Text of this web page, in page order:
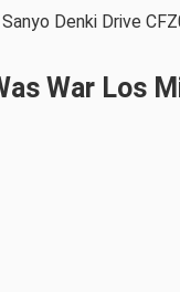
Denki Drive
War Los